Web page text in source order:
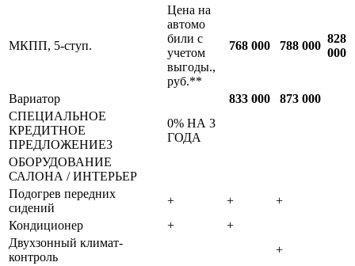
МКПП, 5-ступ.
Цена на
автомо
били с
учетом
выгоды.,
руб.**
768 000 788 000
828
000
Вариатор 833 000
873 000
СПЕЦИАЛЬНОЕ
КРЕДИТНОЕ
ПРЕДЛОЖЕНИЕ3
0% НА 3
ГОДА
ОБОРУДОВАНИЕ
САЛОНА / ИНТЕРЬЕР
Подогрев передних
сидений
+ +
+
Кондиционер
+
+
Двухзонный климат-
контроль
+